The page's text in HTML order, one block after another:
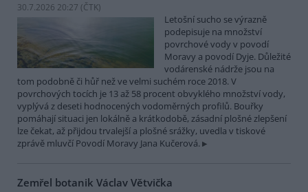
30.7.2026 20:27 (ČTK)
Letošní sucho se výrazně
podepisuje na množství
povrchové vody v povodí
Moravy a povodí Dyje. Důležité
vodárenské nádrže jsou na
tom podobně či hůř než ve velmi suchém roce 2018. V
povrchových tocích je 13 až 58 procent obvyklého množství vody,
vyplývá z deseti hodnocených vodoměrných profilů. Bouřky
pomáhají situaci jen lokálně a krátkodobě, zásadní plošné zlepšení
lze čekat, až přijdou trvalejší a plošné srážky, uvedla v tiskové
zprávě mluvčí Povodí Moravy Jana Kučerová.
Zemřel botanik Václav Větvička